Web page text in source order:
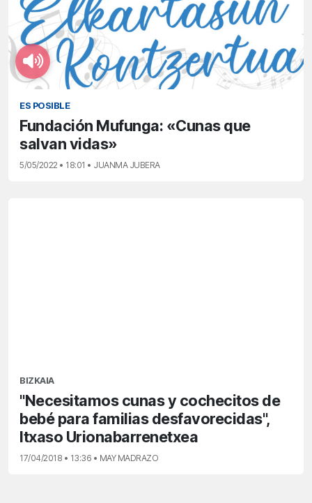
ES POSIBLE
Fundación Mufunga: «Cunas que
salvan vidas»
5/05/2022 • 18:01 • JUANMA JUBERA
BIZKAIA
"Necesitamos cunas y cochecitos de
bebé para familias desfavorecidas",
Itxaso Urionabarrenetxea
17/04/2018 • 13:36 • MAY MADRAZO